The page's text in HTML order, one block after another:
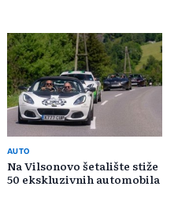
AUTO
Na Vilsonovo šetalište stiže
50 ekskluzivnih automobila